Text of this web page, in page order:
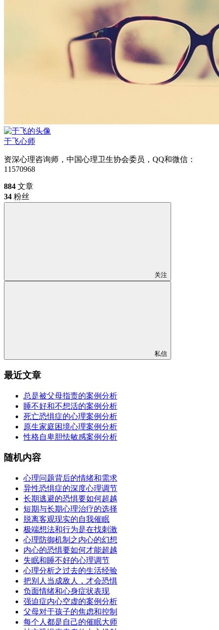
于飞心师
资深心理咨询师，中国心理卫生协会委员，QQ和微信：
11570968
884 文章
34 粉丝
关注
私信
最近文章
总是被父母指责的案例分析
睡不好和不想活的案例分析
死亡恐惧症的心理案例分析
原生家庭困境心理案例分析
性格自卑胆怯敏感案例分析
随机内容
心理问题背后的情绪和需求
异性恐惧症的深度心理调节
长期逃避的恐惧要如何超越
短期与长期心理治疗的选择
脱离客观现实的自我催眠
极端想法和行为是在找刺激
心理防御机制之内心的幻想
内心的恐惧要如何才能超越
失眠和睡不好的心理调节
心理分析之过去的生活经验
把别人当成敌人，才会恐惧
负面情绪和心身症状表现
强迫症内心空虚的案例分析
父母对于孩子的焦虑和控制
每个人都是自己的催眠大师